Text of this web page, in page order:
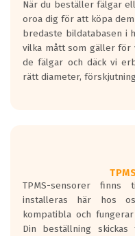
motorljudet.
På däckmärkningen
en symbol av ett däck
bullernivå markeras
medans de vita vågorna
ett tyst däck.
regelverket som
Ett däck med två svarta
godkända för år 2016
Ett däck med en svart
minst tre decibel tystare
regelverk som börjar
När du beställer fälgar
oroa dig för att köpa
bredaste bildatabasen i
vilka mått som gäller för
de fälgar och däck vi
rätt diameter,
TPMS-sensorer
installeras här hos
kompatibla och
Din beställning